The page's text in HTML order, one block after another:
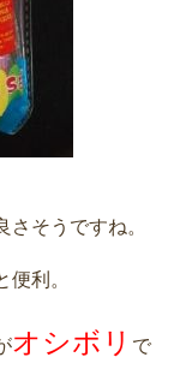
そうですね。
利。
オシボリ で